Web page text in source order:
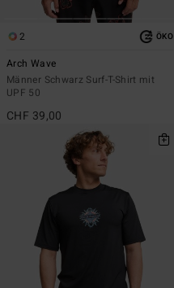
2 ÖKO
Arch Wave
Männer Schwarz Surf-T-Shirt mit
UPF 50
CHF 39,00